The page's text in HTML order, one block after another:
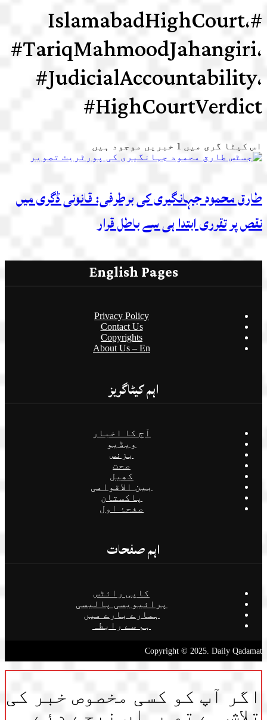
#IslamabadHighCourt،
#TariqMahmoodJahangiri،
#JudicialAccountability،
#HighCourtVerdict
اس کیٹا گری میں 1 خبریں موجود ہیں
طارق محمود جہانگیری کی برطرفی: قانونی ڈگری میں
نقص پر تقرری ابتدا ہی سے باطل قرار
English Pages
Privacy Policy
Contact Us
Copyrights
About Us – En
اہم کیٹاگریز
آج کا اخبار
ویڈیو
بزنس
صحت
کھیل
بین الاقوامی
پاکستان
صفحۂ اول
اہم صفحات
کاپی رائٹس
پرائیویسی پالیسی
ہمارے بارے میں
ہم سے رابطہ
Copyright © 2025. Daily Qadamat
اگر آپ کو کسی مخصوص خبر کی
تلاش ہے تو یہاں نیچے دئے